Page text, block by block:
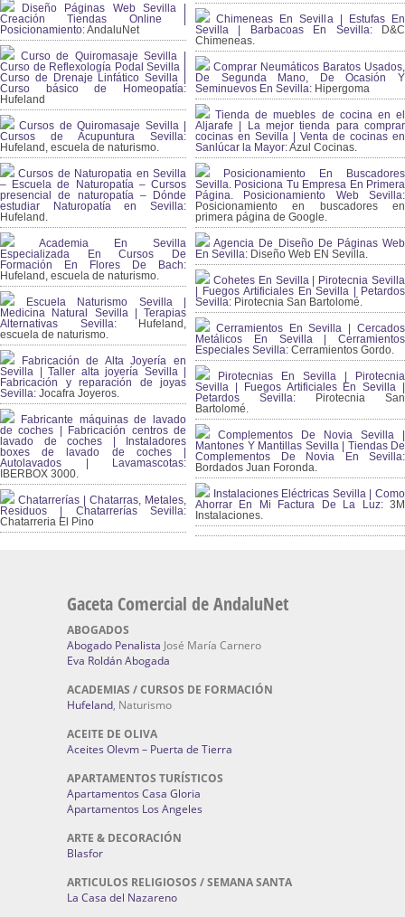
Diseño Páginas Web Sevilla |
Creación Tiendas Online |
Posicionamiento:AndaluNet
Curso de Quiromasaje Sevilla |
Curso de Reflexología Podal Sevilla |
Curso de Drenaje Linfático Sevilla |
Curso básico de Homeopatía:
Hufeland
Cursos de Quiromasaje Sevilla |
Cursos de Acupuntura Sevilla:
Hufeland, escuela de naturismo.
Cursos de Naturopatia en Sevilla
– Escuela de Naturopatía – Cursos
presencial de naturopatía – Dónde
estudiar Naturopatía en Sevilla:
Hufeland.
Academia En Sevilla
Especializada En Cursos De
Formación En Flores De Bach:
Hufeland, escuela de naturismo.
Escuela Naturismo Sevilla |
Medicina Natural Sevilla | Terapias
Alternativas Sevilla: Hufeland,
escuela de naturismo.
Fabricación de Alta Joyería en
Sevilla | Taller alta joyería Sevilla |
Fabricación y reparación de joyas
Sevilla: Jocafra Joyeros.
Fabricante máquinas de lavado
de coches | Fabricación centros de
lavado de coches | Instaladores
boxes de lavado de coches |
Autolavados | Lavamascotas:
IBERBOX 3000.
Chatarrerías | Chatarras, Metales,
Residuos | Chatarrerías Sevilla:
Chatarreria El Pino
Chimeneas En Sevilla | Estufas En
Sevilla | Barbacoas En Sevilla:D&C
Chimeneas.
Comprar Neumáticos Baratos Usados,
De Segunda Mano, De Ocasión Y
Seminuevos En Sevilla: Hipergoma
Tienda de muebles de cocina en el
Aljarafe | La mejor tienda para comprar
cocinas en Sevilla | Venta de cocinas en
Sanlúcar la Mayor:Azul Cocinas.
Posicionamiento En Buscadores
Sevilla. Posiciona Tu Empresa En Primera
Página. Posicionamiento Web Sevilla:
Posicionamiento en buscadores en
primera página de Google.
Agencia De Diseño De Páginas Web
En Sevilla: Diseño Web EN Sevilla.
Cohetes En Sevilla | Pirotecnia Sevilla
| Fuegos Artificiales En Sevilla | Petardos
Sevilla: Pirotecnia San Bartolomé.
Cerramientos En Sevilla | Cercados
Metálicos En Sevilla | Cerramientos
Especiales Sevilla: Cerramientos Gordo.
Pirotecnias En Sevilla | Pirotecnia
Sevilla | Fuegos Artificiales En Sevilla |
Petardos Sevilla: Pirotecnia San
Bartolomé.
Complementos De Novia Sevilla |
Mantones Y Mantillas Sevilla | Tiendas De
Complementos De Novia En Sevilla:
Bordados Juan Foronda.
Instalaciones Eléctricas Sevilla | Como
Ahorrar En Mi Factura De La Luz:3M
Instalaciones.
Gaceta Comercial de AndaluNet
ABOGADOS
Abogado Penalista José María Carnero
Eva Roldán Abogada
ACADEMIAS / CURSOS DE FORMACIÓN
Hufeland, Naturismo
ACEITE DE OLIVA
Aceites Olevm – Puerta de Tierra
APARTAMENTOS TURÍSTICOS
Apartamentos Casa Gloria
Apartamentos Los Angeles
ARTE & DECORACIÓN
Blasfor
ARTICULOS RELIGIOSOS / SEMANA SANTA
La Casa del Nazareno